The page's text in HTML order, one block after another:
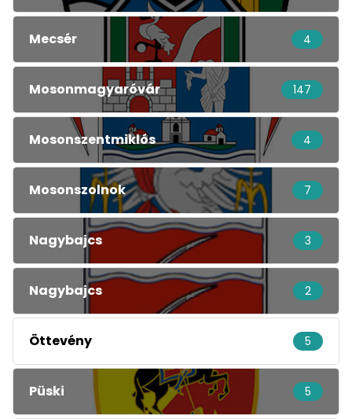
Mecsér 4
Mosonmagyaróvár 147
Mosonszentmiklós 4
Mosonszolnok 7
Nagybajcs 3
Nagybajcs 2
Öttevény 5
Püski 5